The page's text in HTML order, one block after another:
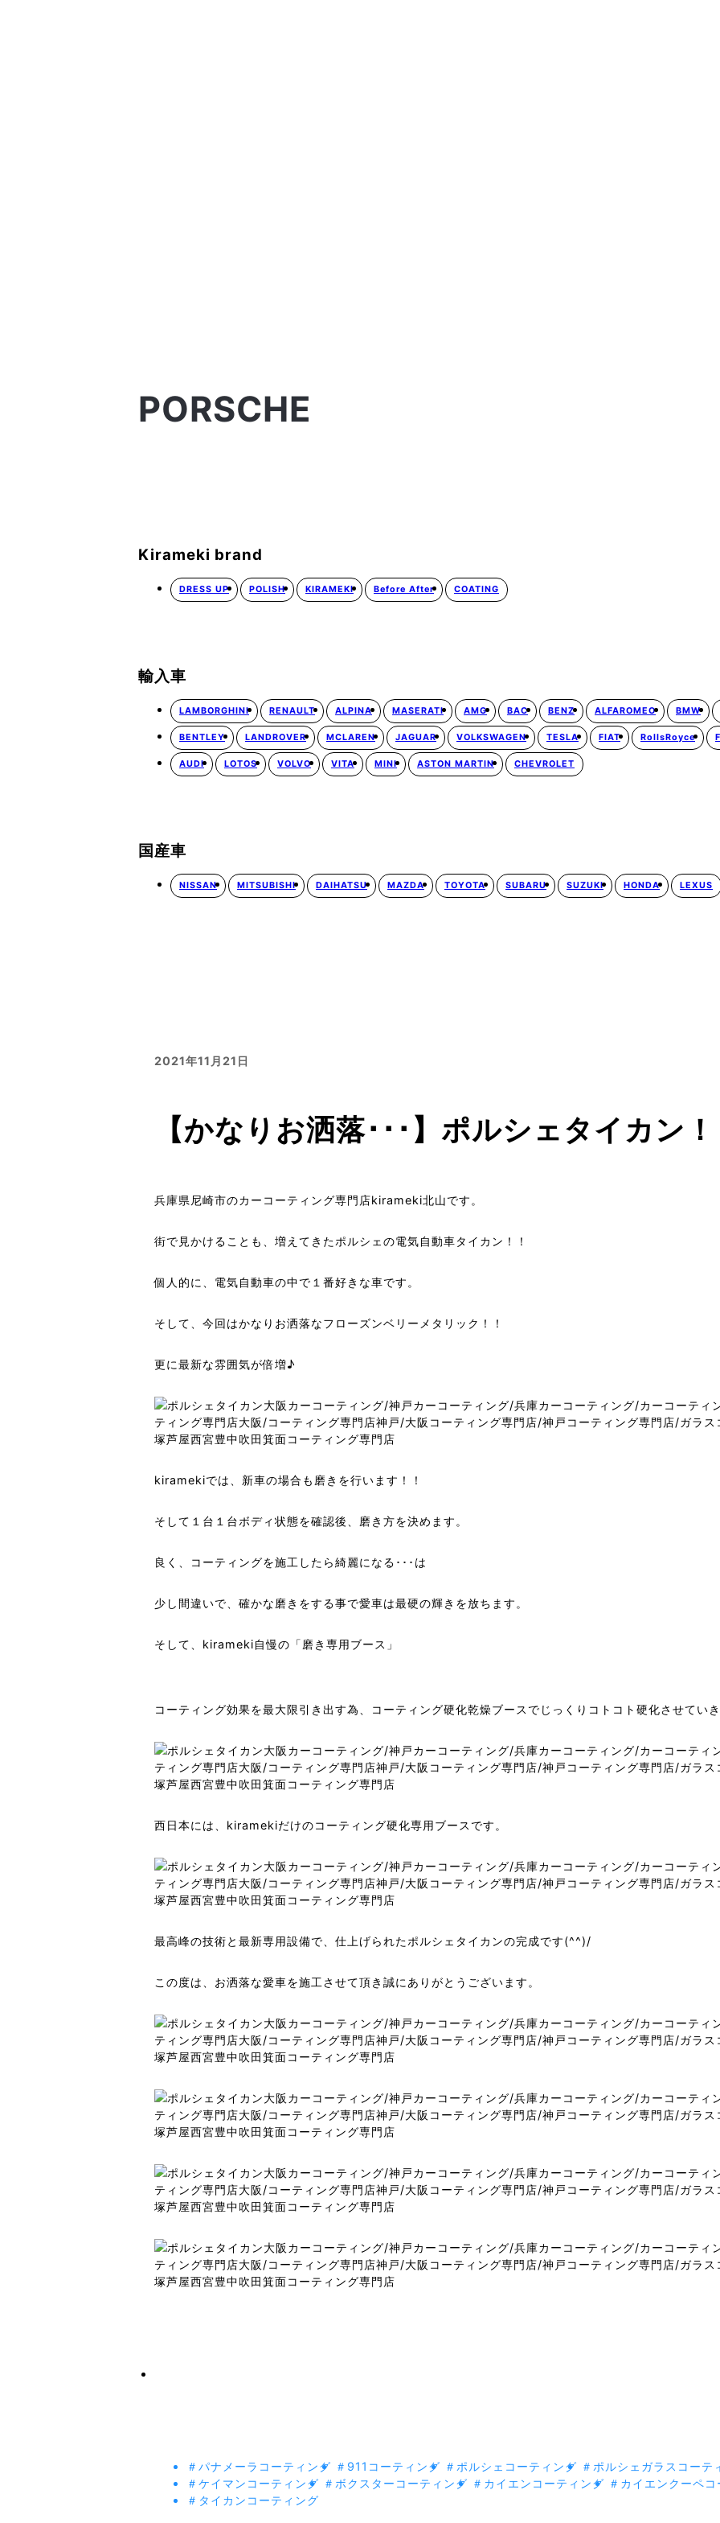
PORSCHE
Kirameki brand
DRESS UP POLISH KIRAMEKI Before After COATING
輸入車
LAMBORGHINI RENAULT ALPINA MASERATI AMG BAC BENZ ALFAROMEO BMW
BENTLEY LANDROVER MCLAREN JAGUAR VOLKSWAGEN TESLA FIAT RollsRoyce
AUDI LOTOS VOLVO VITA MINI ASTON MARTIN CHEVROLET
国産車
NISSAN MITSUBISHI DAIHATSU MAZDA TOYOTA SUBARU SUZUKI HONDA LEXUS
2021年11月21日
【かなりお洒落･･･】ポルシェタイカン
兵庫県尼崎市のカーコーティング専門店kirameki北山です。
街で見かけることも、増えてきたポルシェの電気自動車タイカン！！
個人的に、電気自動車の中で１番好きな車です。
そして、今回はかなりお洒落なフローズンベリーメタリック！！
更に最新な雰囲気が倍増♪
kiramekiでは、新車の場合も磨きを行います！！
そして１台１台ボディ状態を確認後、磨き方を決めます。
良く、コーティングを施工したら綺麗になる･･･は
少し間違いで、確かな磨きをする事で愛車は最硬の輝きを放ちます。
そして、kirameki自慢の「磨き専用ブース」
コーティング効果を最大限引き出す為、コーティング硬化乾燥ブースでじっくりコトコト硬化させてい
西日本には、kiramekiだけのコーティング硬化専用ブースです。
最高峰の技術と最新専用設備で、仕上げられたポルシェタイカンの完成です(^^)/
この度は、お洒落な愛車を施工させて頂き誠にありがとうございます。
＃パナメーラコーティング ＃911コーティング ＃ポルシェコーティング ＃ポルシェガラスコーテ
＃ケイマンコーティング ＃ボクスターコーティング ＃カイエンコーティング ＃カイエンクーペ
＃タイカンコーティング